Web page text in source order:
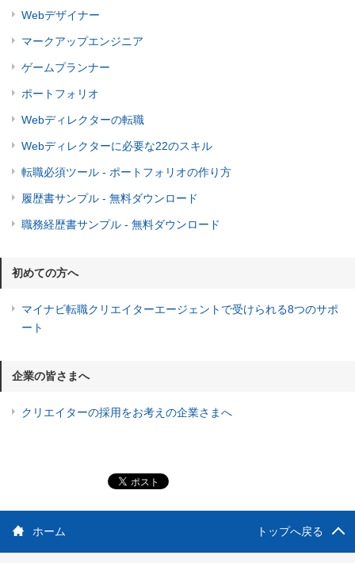
Webデザイナー
マークアップエンジニア
ゲームプランナー
ポートフォリオ
Webディレクターの転職
Webディレクターに必要な22のスキル
転職必須ツール - ポートフォリオの作り方
履歴書サンプル - 無料ダウンロード
職務経歴書サンプル - 無料ダウンロード
初めての方へ
マイナビ転職クリエイターエージェントで受けられる8つのサポ
ート
企業の皆さまへ
クリエイターの採用をお考えの企業さまへ
ホーム トップへ戻る